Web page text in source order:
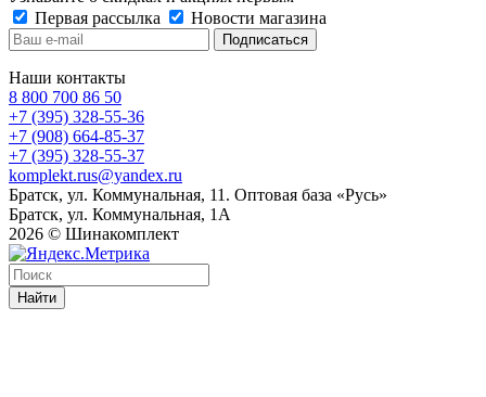
Первая рассылка
Новости магазина
Наши контакты
8 800 700 86 50
+7 (395) 328-55-36
+7 (908) 664-85-37
+7 (395) 328-55-37
komplekt.rus@yandex.ru
Братск, ул. Коммунальная, 11. Оптовая база «Русь»
Братск, ул. Коммунальная, 1А
2026 © Шинакомплект
Найти